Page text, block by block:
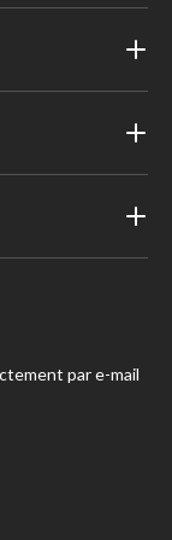
par e-mail